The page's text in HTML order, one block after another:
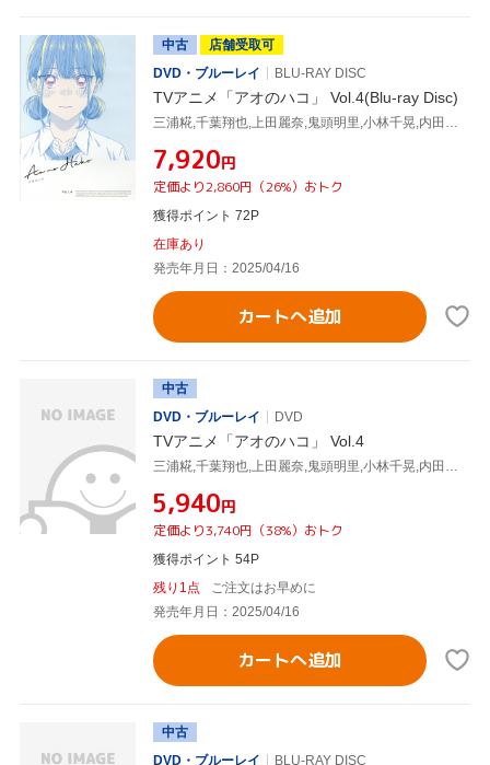
中古
店舗受取可
DVD・ブルーレイ
BLU-RAY DISC
TVアニメ「アオのハコ」 Vol.4(Blu-ray Disc)
¥7,920円
定価より2,860円（26%）おトク
獲得ポイント 72P
在庫あり
発売年月日：2025/04/16
カートへ追加
中古
DVD・ブルーレイ
DVD
TVアニメ「アオのハコ」 Vol.4
¥5,940円
定価より3,740円（38%）おトク
獲得ポイント 54P
残り1点
ご注文はお早めに
発売年月日：2025/04/16
カートへ追加
中古
DVD・ブルーレイ
BLU-RAY DISC